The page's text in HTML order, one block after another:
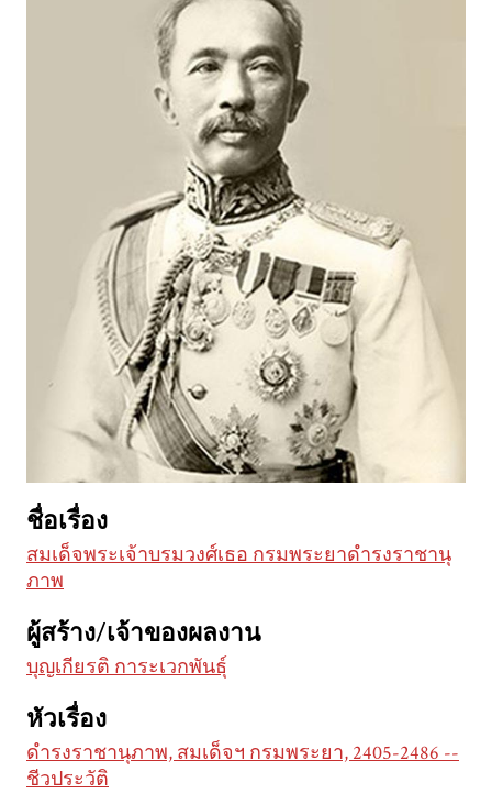
ชื่อเรื่อง
สมเด็จพระเจ้าบรมวงศ์เธอ กรมพระยาดำรงราชานุ
ภาพ
ผู้สร้าง/เจ้าของผลงาน
บุญเกียรติ การะเวกพันธุ์
หัวเรื่อง
ดำรงราชานุภาพ, สมเด็จฯ กรมพระยา, 2405-2486 --
ชีวประวัติ